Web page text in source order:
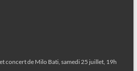
concert de Milo Bati, samedi 25 juillet, 19h